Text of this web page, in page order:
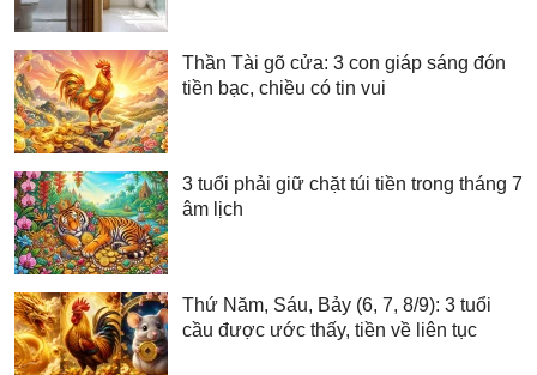
Thần Tài gõ cửa: 3 con giáp sáng đón
tiền bạc, chiều có tin vui
3 tuổi phải giữ chặt túi tiền trong tháng 7
âm lịch
Thứ Năm, Sáu, Bảy (6, 7, 8/9): 3 tuổi
cầu được ước thấy, tiền về liên tục